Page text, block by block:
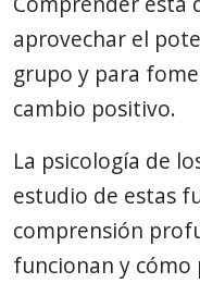
aprovechar el
grupo y para
cambio positivo.
La psicología de
estudio de estas
comprensión
funcionan y cómo